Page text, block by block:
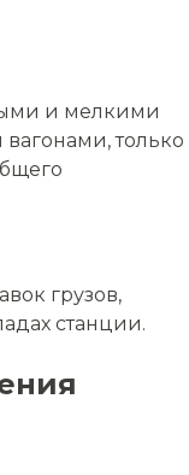
и мелкими
только
грузов,
станции.